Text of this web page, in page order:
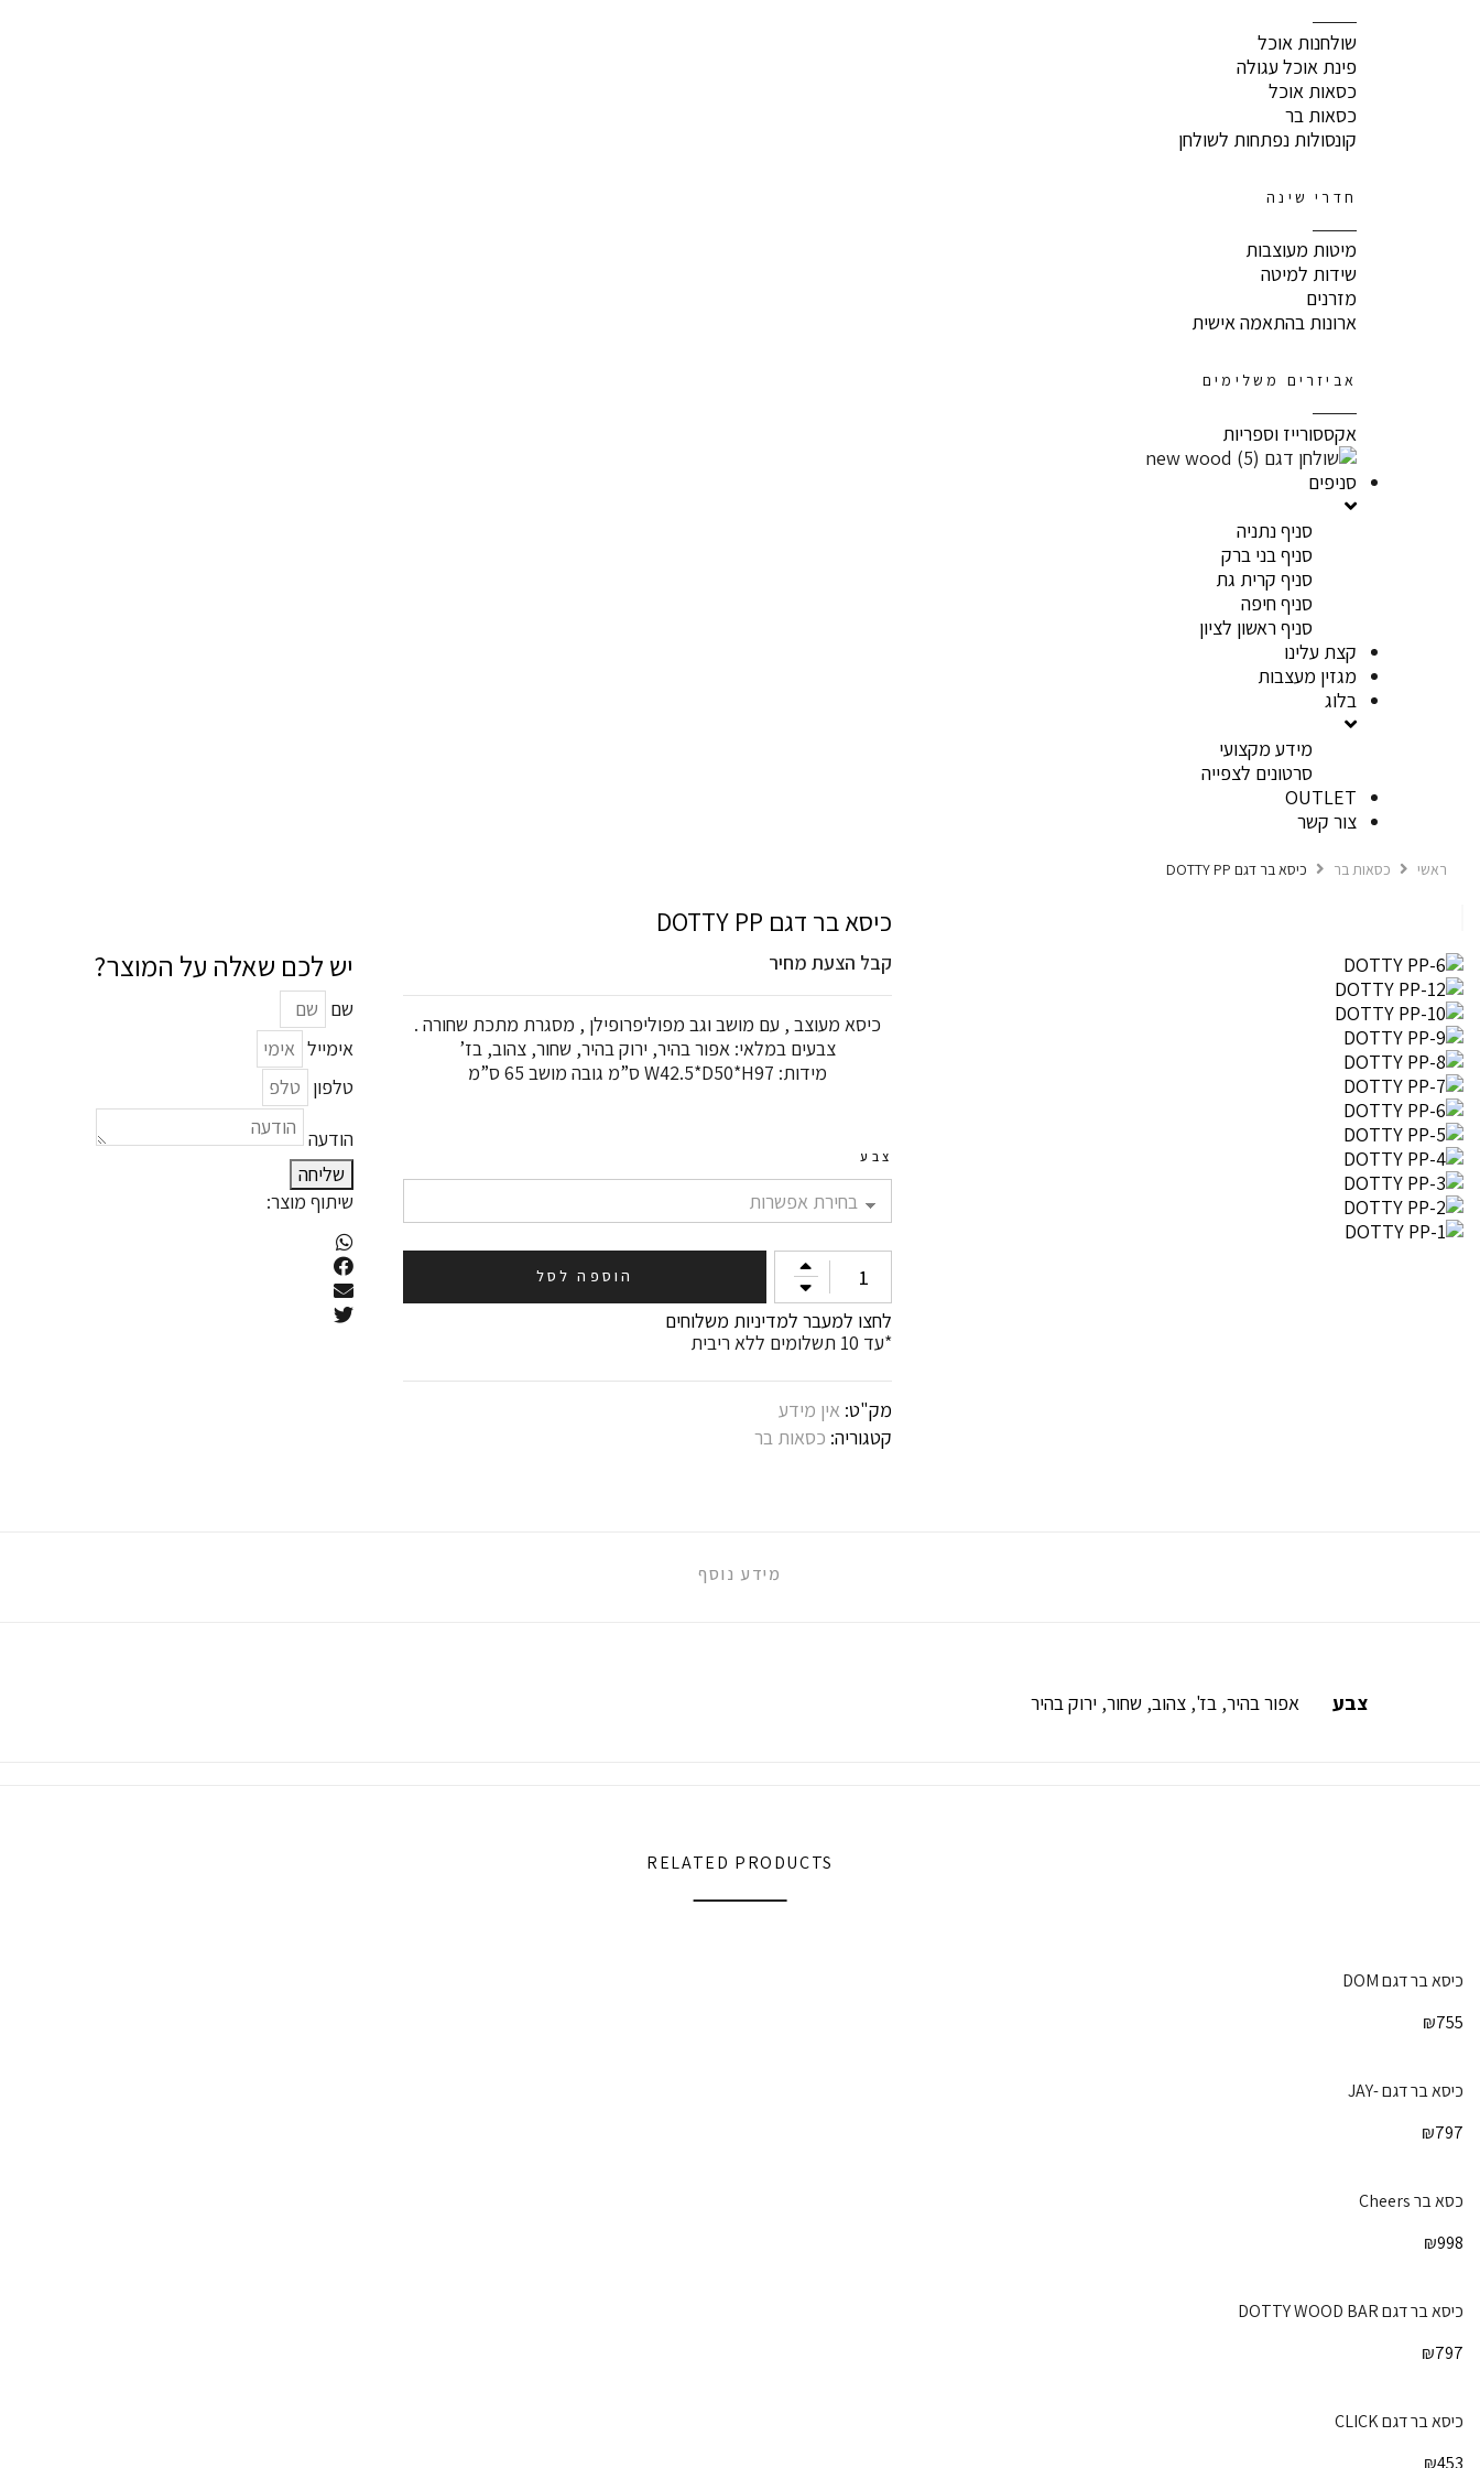
שולחנות אוכל
פינת אוכל עגולה
כסאות אוכל
כסאות בר
קונסולות נפתחות לשולחן
חדרי שינה
מיטות מעוצבות
שידות למיטה
מזרנים
ארונות בהתאמה אישית
אביזרים משלימים
אקססורייז וספריות
סניפים
סניף נתניה
סניף בני ברק
סניף קרית גת
סניף חיפה
סניף ראשון לציון
קצת עלינו
מגזין מעצבות
בלוג
מידע מקצועי
סרטונים לצפייה
OUTLET
צור קשר
ראשי כסאות בר כיסא בר דגם DOTTY PP
כיסא בר דגם DOTTY PP
קבל הצעת מחיר
כיסא מעוצב , עם מושב וגב מפוליפרופילן , מסגרת מתכת שחורה .
צבעים במלאי: אפור בהיר, ירוק בהיר, שחור, צהוב, בז’
מידות: W42.5*D50*H97 ס”מ גובה מושב 65 ס”מ
צבע
כיסא
בר
דגם
DOTTY
PP
הוספה לסל
לחצו למעבר למדיניות משלוחים
*עד 10 תשלומים ללא ריבית
מק"ט: אין מידע
קטגוריה: כסאות בר
יש לכם שאלה על המוצר?
שם
אימייל
טלפון
הודעה
שליחה
שיתוף מוצר:
מידע נוסף
צבע אפור בהיר, בז', צהוב, שחור, ירוק בהיר
RELATED PRODUCTS
כיסא בר דגם DOM
₪755
כיסא בר דגם -JAY
₪797
כסא בר Cheers
₪998
כיסא בר דגם DOTTY WOOD BAR
₪797
כיסא בר דגם CLICK
₪453